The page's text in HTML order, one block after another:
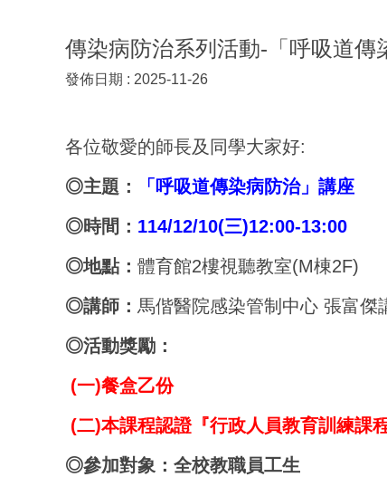
傳染病防治系列活動-「呼吸道傳
發佈日期 : 2025-11-26
各位敬愛的師長及同學大家好:
◎主題：
「呼吸道傳染病防治」講座
◎時間： 114/12/10(三)12:00-13:00
◎地點： 體育館2樓視聽教室(M棟2F)
◎講師： 馬偕醫院感染管制中心 張富傑
◎活動獎勵：
(一)餐盒乙份
(二)本課程認證『行政人員教育訓練課
◎參加對象：全校教職員工生